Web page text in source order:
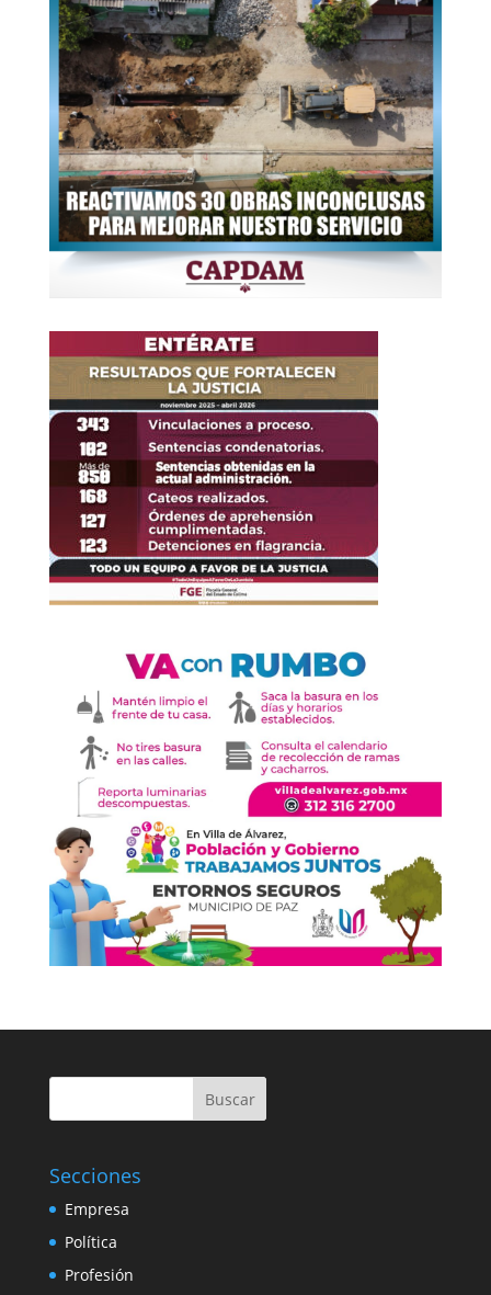
Buscar
Secciones
Empresa
Política
Profesión